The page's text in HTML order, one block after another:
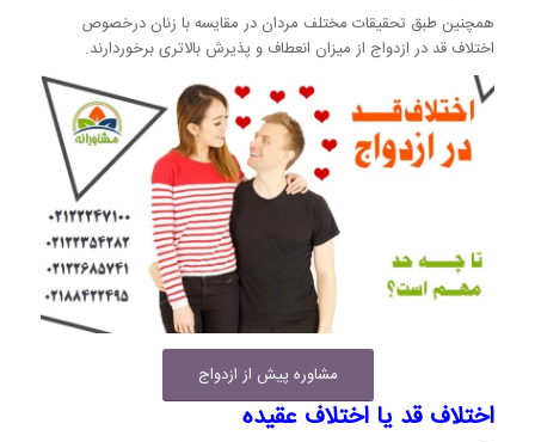
همچنین طبق تحقیقات مختلف مردان در مقایسه با زنان درخصوص
اختلاف قد در ازدواج از میزان انعطاف و پذیرش بالاتری برخوردارند.
مشاوره پیش از ازدواج
اختلاف قد یا اختلاف عقیده